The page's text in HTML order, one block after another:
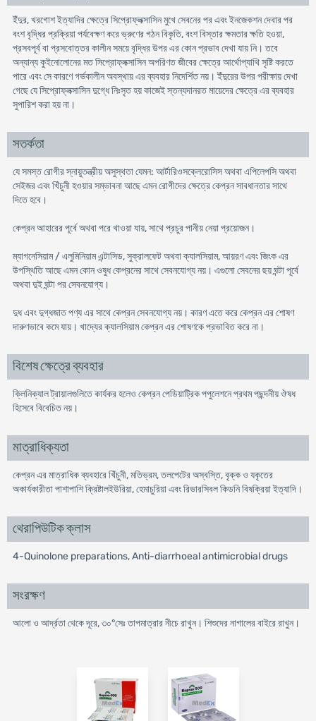
ইঁদুর, খরগোশ ইত্যাদির ক্ষেত্রে সিপ্রোফ্লক্সাসিন মুখে সেবনের পর এবং ইনজেকশন দেবার পর
বংশ বৃদ্ধির প্রক্রিয়া পর্যবেক্ষণ করে ভ্রুণের গঠন বিকৃতি, বংশ বিস্তার ক্ষমতার ক্ষতি হওয়া,
প্রসবপূর্ব বা প্রসবোত্তর কালীন সময়ে বৃদ্ধির উপর এর কোন প্রভাব দেখা যায় নি। তবে
অন্যান্য কুইনোলোনের মত সিপ্রোফ্লক্সাসিন অপরিণত জীবের ক্ষেত্রে আর্থোপ্যাথি সৃষ্টি করতে
পারে এবং সে কারণে গর্ভকালীন অবস্থায় এর ব্যবহার নিদের্শিত নয়। ইঁদুরের উপর পরীক্ষায় দেখা
গেছে যে সিপ্রোফ্লক্সাসিন দুগ্ধে নিঃসৃত হয় কাজেই স্তন্যদানরত মায়েদের ক্ষেত্রে এর ব্যবহার
সুপারিশ করা হয় না।
সতর্কতা
যে সমস্ত রোগীর স্নায়ুতন্ত্রীয় অসুস্থতা যেমন: আর্টারিওসক্লেরোসিস অথবা এপিলেপসি অথবা
সেইজর এবং খিঁচুনী হওয়ার সম্ভাবনা আছে এমন রোগীদের ক্ষেত্রে কেপ্রন সাবধানতার সাথে
দিতে হবে।
কেপ্রন আহারের পূর্বে অথবা পরে খাওয়া যায়, সাথে প্রচুর পানীয় নেয়া প্রয়োজন।
ম্যাগনেসিয়াম / এলুমিনিয়াম এন্টাসিড, সুক্রালফেট অথবা ক্যালসিয়াম, আয়রণ এবং জিংক এর
উপস্থিতি আছে এমন কোন ওষুধ কেপ্রনের সাথে সেবনযোগ্য নয়। এগুলো সেবনের ছয় ঘন্টা পূর্বে
অথবা দুই ঘন্টা পর সেবনযোগ্য।
দুধ এবং দুগ্ধজাত পণ্য এর সাথে কেপ্রন সেবনযোগ্য নয়। কারণ এতে করে কেপ্রন এর শোষণ
দারুণভাবে কমে যায়। খাদ্যের ক্যালসিয়াম কেপ্রন এর শোষণকে প্রভাবিত করে না।
বিশেষ ক্ষেত্রে ব্যবহার
ক্লিনিক্যাল ট্রায়ালগুলিতে কার্যকর হলেও কেপ্রন পেডিয়াট্রিক পপুলেশনে প্রথম পছন্দনীয় ঔষধ
হিসেবে বিবেচিত নয়।
মাত্রাধিক্যতা
কেপ্রন এর মাত্রাধিক ব্যবহারে খিঁচুনী, মতিভ্রম, তলপেটের অস্বস্তি, বৃক্ক ও যকৃতের
অকার্যকারীতা পাশাপাশি ক্রিষ্টালইউরিয়া, হেমাচুরিয়া এবং রিভারসিবল কিডনি বিষক্রিয়া ইত্যাদি।
থেরাপিউটিক ক্লাস
4-Quinolone preparations, Anti-diarrhoeal antimicrobial drugs
সংরক্ষণ
আলো ও আর্দ্রতা থেকে দূরে, ৩০°সেঃ তাপমাত্রার নীচে রাখুন। শিশুদের নাগালের বাইরে রাখুন।